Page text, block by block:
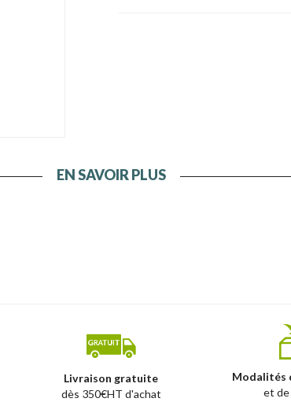
EN SAVOIR PLUS
Livraison gratuite
dès 350€HT d'achat
Modalités
et